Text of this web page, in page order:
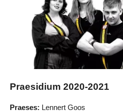
Praesidium 2020-2021
Praeses: Lennert Goos